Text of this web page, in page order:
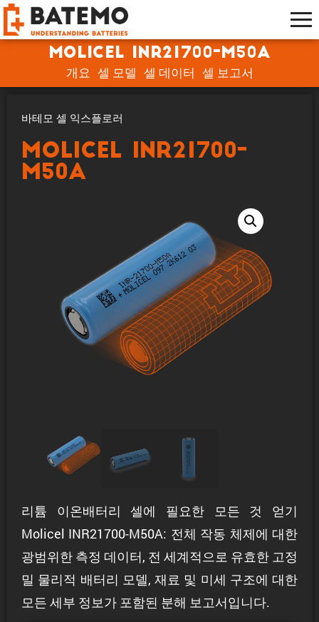
Molicel INR21700-M50A
개요 셀 모델 셀 데이터 셀 보고서
바테모 셀 익스플로러
Molicel INR21700-
M50A
리튬 이온배터리 셀에 필요한 모든 것 얻기
Molicel INR21700-M50A: 전체 작동 체제에 대한
광범위한 측정 데이터, 전 세계적으로 유효한 고정
밀 물리적 배터리 모델, 재료 및 미세 구조에 대한
모든 세부 정보가 포함된 분해 보고서입니다.